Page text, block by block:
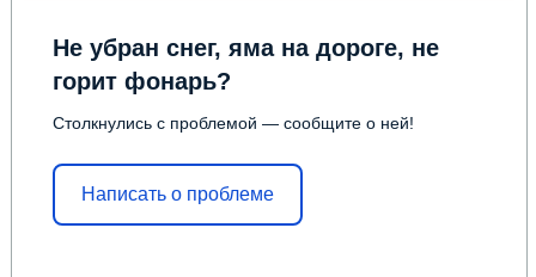
Не убран снег, яма на дороге, не
горит фонарь?
Столкнулись с проблемой — сообщите о ней!
Написать о проблеме